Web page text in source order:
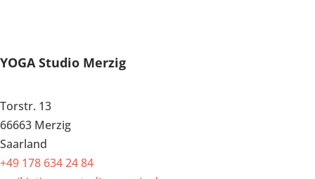
YOGA Studio Merzig
Torstr. 13
66663 Merzig
Saarland
+49 178 634 24 84